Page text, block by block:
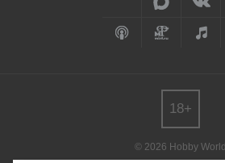
© 2026 Hobby World
18+